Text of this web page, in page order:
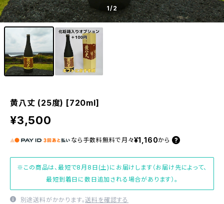
1/2
黄八丈 (25度) [720ml]
¥3,500
なら 手数料無料で 月々¥1,160から
※この商品は、最短で8月8日(土)にお届けします（お届け先によって、
最短到着日に数日追加される場合があります）。
別途送料がかかります。送料を確認する